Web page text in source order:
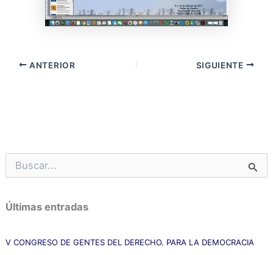
ANTERIOR SIGUIENTE
u
c
p
Últimas entradas
V CONGRESO DE GENTES DEL DERECHO. PARA LA DEMOCRACIA